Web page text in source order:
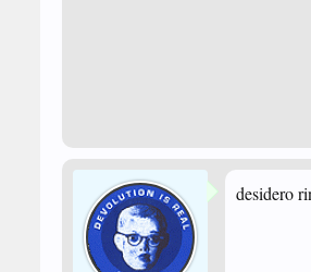
desidero